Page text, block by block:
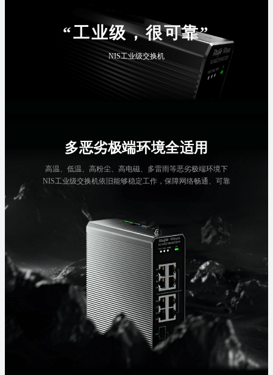
“工业级，很可靠”
NIS工业级交换机
多恶劣极端环境全适用
高温、低温、高粉尘、高电磁、多雷雨等恶劣极端环境下
NIS工业级交换机依旧能够稳定工作，保障网络畅通、可靠